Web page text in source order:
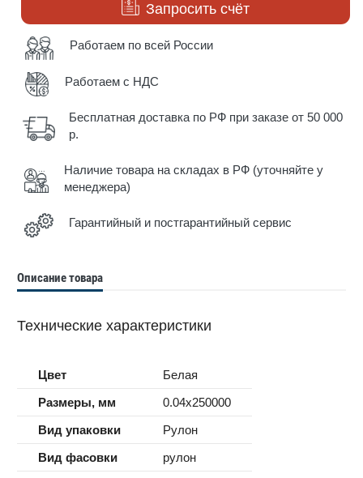
Запросить счёт
Работаем по всей России
Работаем с НДС
Бесплатная доставка по РФ при заказе от 50 000
р.
Наличие товара на складах в РФ (уточняйте у
менеджера)
Гарантийный и постгарантийный сервис
Описание товара
Технические характеристики
Цвет
Белая
Размеры, мм
0.04x250000
Вид упаковки
Рулон
Вид фасовки
рулон